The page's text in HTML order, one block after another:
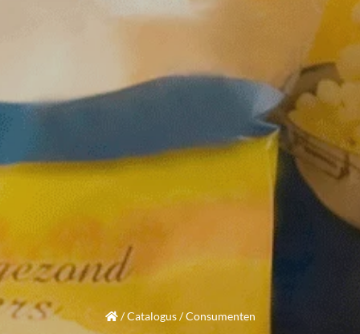
/Catalogus/Consumenten